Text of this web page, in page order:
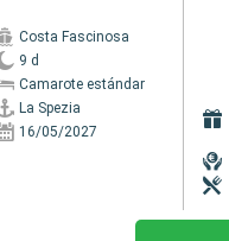
Costa Fascinosa
9 d
Camarote estándar
La Spezia
16/05/2027